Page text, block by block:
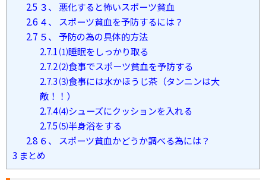
2.5 ３、 悪化すると怖いスポーツ貧血
2.6４、 スポーツ貧血を予防するには？
2.7５、 予防の為の具体的方法
2.7.1⑴睡眠をしっかり取る
2.7.2⑵食事でスポーツ貧血を予防する
2.7.3⑶食事には水かほうじ茶（タンニンは大
敵！！）
2.7.4⑷シューズにクッションを入れる
2.7.5⑸半身浴をする
2.8６、 スポーツ貧血かどうか調べる為には？
3 まとめ